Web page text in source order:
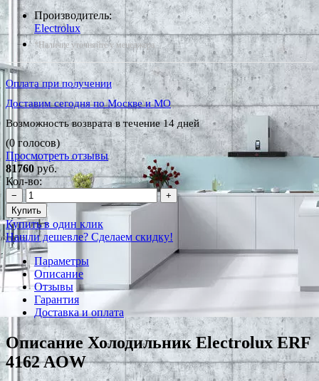
Производитель:
Electrolux
*Наличие уточняйте у менеджера
Оплата при получении
Доставим сегодня по Москве и МО
Возможность возврата в течение 14 дней
(0 голосов)
Просмотреть отзывы
81760руб.
Кол-во:
−
+
Купить
Купить в один клик
Нашли дешевле? Сделаем скидку!
Параметры
Описание
Отзывы
Гарантия
Доставка и оплата
Описание Холодильник Electrolux ERF
4162 AOW